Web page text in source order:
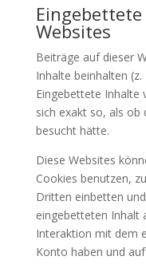
Websites
Beiträge auf dieser
Inhalte beinhalten
Eingebettete Inhalte
sich exakt so, als ob
besucht hätte.
Diese Websites
Cookies benutzen,
Dritten einbetten
eingebetteten Inhalt
Interaktion mit dem
Konto haben und